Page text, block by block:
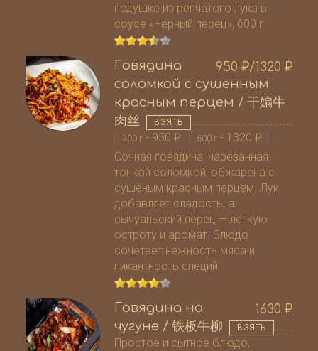
подушке из репчатого лука в
соусе «Чёрный перец», 600 г
950 ₽/1320 ₽
Говядина
соломкой с сушенным
красным перцем / 干媥牛
肉丝
ВЗЯТЬ
300 г - 950₽ 600 г - 1320₽
Сочная говядина, нарезанная
тонкой соломкой, обжарена с
сушёным красным перцем. Лук
добавляет сладость, а
сычуаньский перец — лёгкую
остроту и аромат. Блюдо
сочетает нежность мяса и
пикантность специй
1630 ₽
Говядина на
чугуне / 铁板牛柳
ВЗЯТЬ
Простое и сытное блюдо,